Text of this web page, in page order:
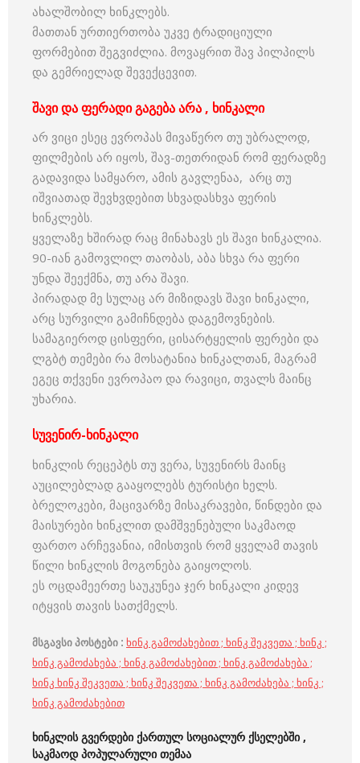
ახალშობილ ხინკლებს.
მათთან ურთიერთობა უკვე ტრადიციული
ფორმებით შეგვიძლია. მოვაყრით შავ პილპილს
და გემრიელად შევექცევით.
შავი და ფერადი გაგება არა , ხინკალი
არ ვიცი ესეც ევროპას მივაწერო თუ უბრალოდ,
ფილმების არ იყოს, შავ-თეთრიდან რომ ფერადზე
გადავიდა სამყარო, ამის გავლენაა, არც თუ
იშვიათად შევხვდებით სხვადასხვა ფერის
ხინკლებს.
ყველაზე ხშირად რაც მინახავს ეს შავი ხინკალია.
90-იან გამოვლილ თაობას, აბა სხვა რა ფერი
უნდა შეექმნა, თუ არა შავი.
პირადად მე სულაც არ მიზიდავს შავი ხინკალი,
არც სურვილი გამიჩნდება დაგემოვნების.
სამაგიეროდ ცისფერი, ცისარტყელის ფერები და
ლგბტ თემები რა მოსატანია ხინკალთან, მაგრამ
ეგეც თქვენი ევროპაო და რავიცი, თვალს მაინც
უხარია.
სუვენირ-ხინკალი
ხინკლის რეცეპტს თუ ვერა, სუვენირს მაინც
აუცილებლად გააყოლებს ტურისტი ხელს.
ბრელოკები, მაცივარზე მისაკრავები, წინდები და
მაისურები ხინკლით დამშვენებული საკმაოდ
ფართო არჩევანია, იმისთვის რომ ყველამ თავის
წილი ხინკლის მოგონება გაიყოლოს.
ეს ოცდამეერთე საუკუნეა ჯერ ხინკალი კიდევ
იტყვის თავის სათქმელს.
მსგავსიპოსტები : ხინკ გამოძახებით ; ხინკ შეკვეთა ; ხინკ ;
ხინკ გამოძახება ; ხინკ გამოძახებით ; ხინკ გამოძახება ;
ხინკ ხინკ შეკვეთა ; ხინკ შეკვეთა ; ხინკ გამოძახება ; ხინკ ;
ხინკ გამოძახებით
ხინკლის გვერდები ქართულ სოციალურ ქსელებში ,
საკმაოდ პოპულარული თემაა